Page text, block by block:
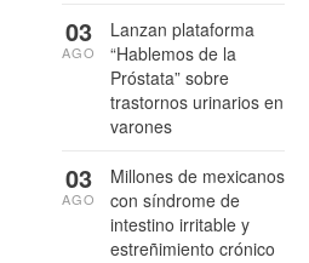
Lanzan plataforma
“Hablemos de la
Próstata” sobre
trastornos urinarios en
varones
03
AGO
Millones de mexicanos
con síndrome de
intestino irritable y
estreñimiento crónico
03
AGO